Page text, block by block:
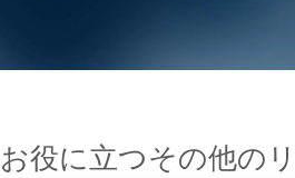
お役に立つその他の